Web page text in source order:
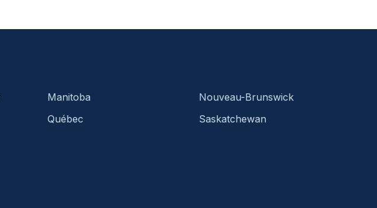
Manitoba
Nouveau-Brunswick
Québec
Saskatchewan